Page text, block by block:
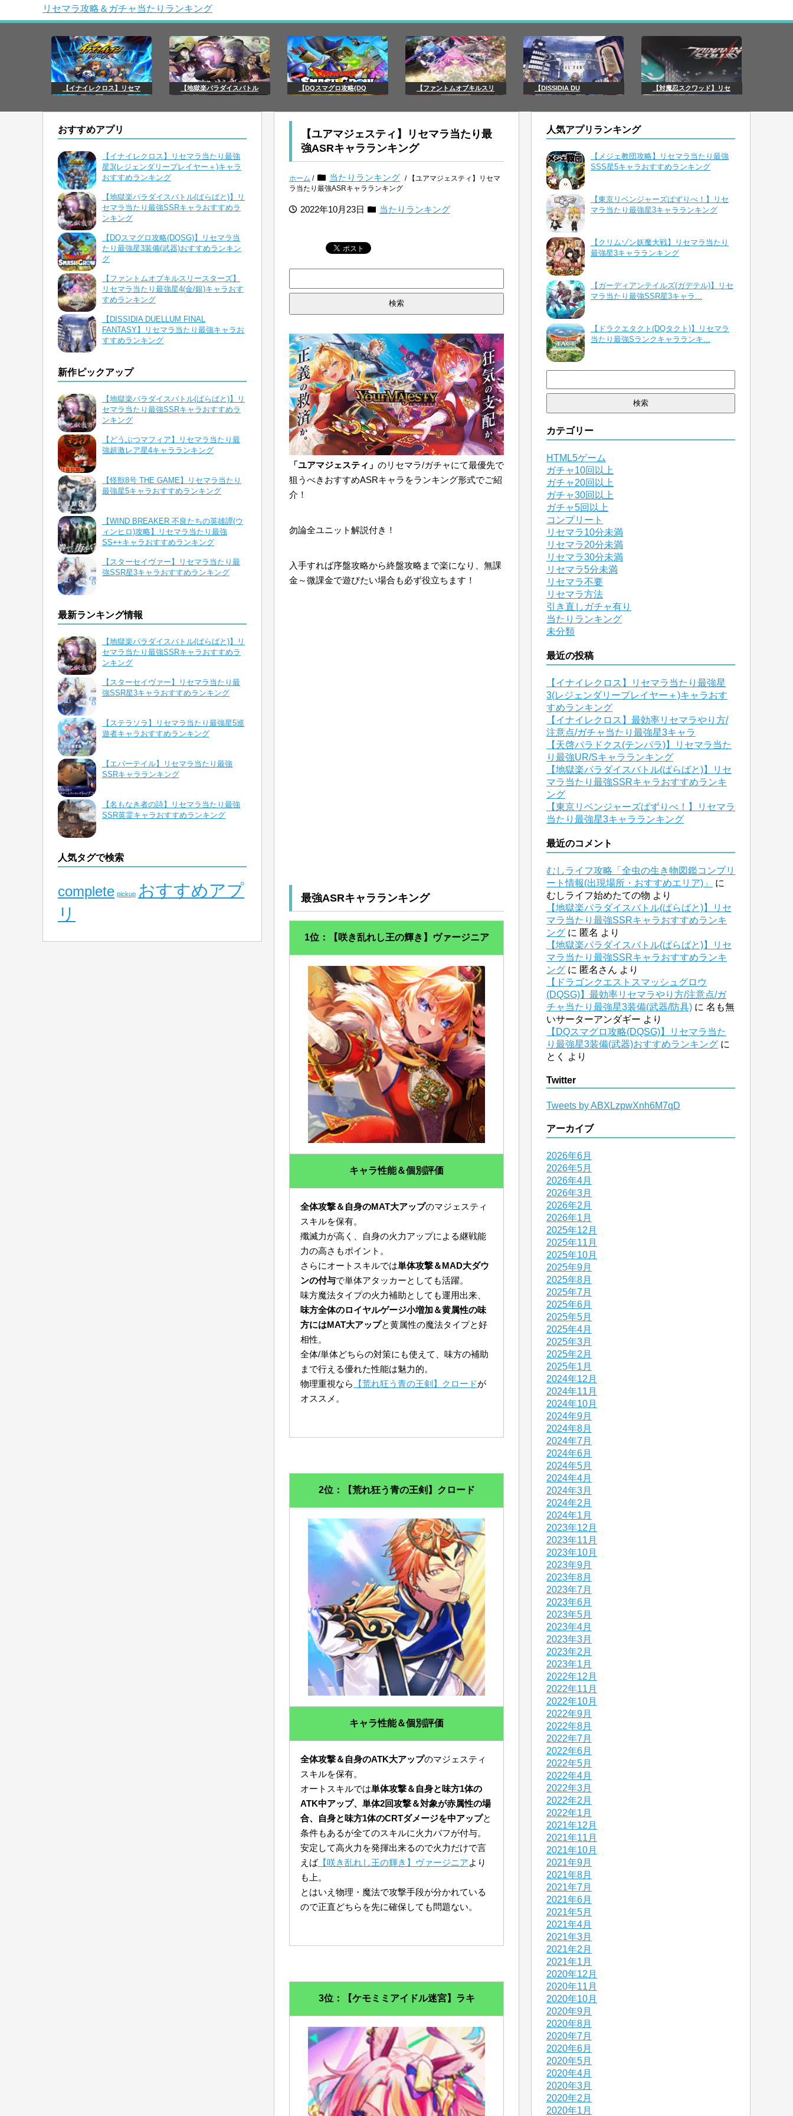
リセマラ攻略＆ガチャ当たりランキング
【イナイレクロス】リセマ 【地獄楽パラダイスバトル 【DQスマグロ攻略(DQ 【ファントムオブキルスリ 【DISSIDIA DU 【対魔忍スクワッド】リセ
おすすめアプリ
【イナイレクロス】リセマラ当たり最強
星3(レジェンダリープレイヤー＋)キャラ
おすすめランキング
【地獄楽パラダイスバトル(ぱらばと)】リ
セマラ当たり最強SSRキャラおすすめラ
ンキング
【DQスマグロ攻略(DQSG)】リセマラ当
たり最強星3装備(武器)おすすめランキン
グ
【ファントムオブキルスリースターズ】
リセマラ当たり最強星4(金/銀)キャラおす
すめランキング
【DISSIDIA DUELLUM FINAL
FANTASY】リセマラ当たり最強キャラお
すすめランキング
新作ピックアップ
【地獄楽パラダイスバトル(ぱらばと)】リ
セマラ当たり最強SSRキャラおすすめラ
ンキング
【どうぶつマフィア】リセマラ当たり最
強超激レア星4キャラランキング
【怪獣8号 THE GAME】リセマラ当たり
最強星5キャラおすすめランキング
【WIND BREAKER 不良たちの英雄譚(ウ
ィンヒロ)攻略】リセマラ当たり最強
SS++キャラおすすめランキング
【スターセイヴァー】リセマラ当たり最
強SSR星3キャラおすすめランキング
最新ランキング情報
【地獄楽パラダイスバトル(ぱらばと)】リ
セマラ当たり最強SSRキャラおすすめラ
ンキング
【スターセイヴァー】リセマラ当たり最
強SSR星3キャラおすすめランキング
【ステラソラ】リセマラ当たり最強星5巡
遊者キャラおすすめランキング
【エバーテイル】リセマラ当たり最強
SSRキャラランキング
【名もなき者の詩】リセマラ当たり最強
SSR英霊キャラおすすめランキング
人気タグで検索
complete pickup おすすめアプ
リ
【ユアマジェスティ】リセマラ当たり最
強ASRキャラランキング
ホーム / 当たりランキング / 【ユアマジェスティ】リセマ
ラ当たり最強ASRキャラランキング
2022年10月23日 当たりランキング
索:
「ユアマジェスティ」 のリセマラ/ガチャにて最優先で
狙うべきおすすめASRキャラをランキング形式でご紹
介！
勿論全ユニット解説付き！
入手すれば序盤攻略から終盤攻略まで楽になり、無課
金～微課金で遊びたい場合も必ず役立ちます！
最強ASRキャラランキング
1位：【咲き乱れし王の輝き】ヴァージニア
キャラ性能＆個別評価
全体攻撃＆自身のMAT大アップのマジェスティ
スキルを保有。
殲滅力が高く、自身の火力アップによる継戦能
力の高さもポイント。
さらにオートスキルでは単体攻撃＆MAD大ダウ
ンの付与で単体アタッカーとしても活躍。
味方魔法タイプの火力補助としても運用出来、
味方全体のロイヤルゲージ小増加＆黄属性の味
方にはMAT大アップと黄属性の魔法タイプと好
相性。
全体/単体どちらの対策にも使えて、味方の補助
まで行える優れた性能は魅力的。
物理重視なら
【荒れ狂う青の王剣】クロードが
オススメ。
2位：【荒れ狂う青の王剣】クロード
キャラ性能＆個別評価
全体攻撃＆自身のATK大アップのマジェスティ
スキルを保有。
オートスキルでは単体攻撃＆自身と味方1体の
ATK中アップ、単体2回攻撃＆対象が赤属性の場
合、自身と味方1体のCRTダメージを中アップと
条件もあるが全てのスキルに火力バフが付与。
安定して高火力を発揮出来るので火力だけで言
えば【咲き乱れし王の輝き】ヴァージニアより
も上。
とはいえ物理・魔法で攻撃手段が分かれている
ので正直どちらを先に確保しても問題ない。
3位：【ケモミミアイドル迷宮】ラキ
人気アプリランキング
【メジェ教団攻略】リセマラ当たり最強
SSS星5キャラおすすめランキング
【東京リベンジャーズぱずりべ！】リセ
マラ当たり最強星3キャラランキング
【クリムゾン妖魔大戦】リセマラ当たり
最強星3キャラランキング
【ガーディアンテイルズ(ガデテル)】リセ
マラ当たり最強SSR星3キャラ...
【ドラクエタクト(DQタクト)】リセマラ
当たり最強Sランクキャラランキ...
索:
カテゴリー
HTML5ゲーム
ガチャ10回以上
ガチャ20回以上
ガチャ30回以上
ガチャ5回以上
コンプリート
リセマラ10分未満
リセマラ20分未満
リセマラ30分未満
リセマラ5分未満
リセマラ不要
リセマラ方法
引き直しガチャ有り
当たりランキング
未分類
最近の投稿
【イナイレクロス】リセマラ当たり最強星
3(レジェンダリープレイヤー＋)キャラおす
すめランキング
【イナイレクロス】最効率リセマラやり方/
注意点/ガチャ当たり最強星3キャラ
【天啓パラドクス(テンパラ)】リセマラ当た
り最強UR/Sキャラランキング
【地獄楽パラダイスバトル(ぱらばと)】リセ
マラ当たり最強SSRキャラおすすめランキ
ング
【東京リベンジャーズぱずりべ！】リセマラ
当たり最強星3キャラランキング
最近のコメント
むしライフ攻略「全虫の生き物図鑑コンプリ
ート情報(出現場所・おすすめエリア)」
に
むしライフ始めたての物 より
【地獄楽パラダイスバトル(ぱらばと)】リセ
マラ当たり最強SSRキャラおすすめランキ
ング に 匿名 より
【地獄楽パラダイスバトル(ぱらばと)】リセ
マラ当たり最強SSRキャラおすすめランキ
ング に 匿名さん より
【ドラゴンクエストスマッシュグロウ
(DQSG)】最効率リセマラやり方/注意点/ガ
チャ当たり最強星3装備(武器/防具) に 名も無
いサーターアンダギー より
【DQスマグロ攻略(DQSG)】リセマラ当た
り最強星3装備(武器)おすすめランキング に
とく
より
Twitter
Tweets by ABXLzpwXnh6M7qD
アーカイブ
2026年6月
2026年5月
2026年4月
2026年3月
2026年2月
2026年1月
2025年12月
2025年11月
2025年10月
2025年9月
2025年8月
2025年7月
2025年6月
2025年5月
2025年4月
2025年3月
2025年2月
2025年1月
2024年12月
2024年11月
2024年10月
2024年9月
2024年8月
2024年7月
2024年6月
2024年5月
2024年4月
2024年3月
2024年2月
2024年1月
2023年12月
2023年11月
2023年10月
2023年9月
2023年8月
2023年7月
2023年6月
2023年5月
2023年4月
2023年3月
2023年2月
2023年1月
2022年12月
2022年11月
2022年10月
2022年9月
2022年8月
2022年7月
2022年6月
2022年5月
2022年4月
2022年3月
2022年2月
2022年1月
2021年12月
2021年11月
2021年10月
2021年9月
2021年8月
2021年7月
2021年6月
2021年5月
2021年4月
2021年3月
2021年2月
2021年1月
2020年12月
2020年11月
2020年10月
2020年9月
2020年8月
2020年7月
2020年6月
2020年5月
2020年4月
2020年3月
2020年2月
2020年1月